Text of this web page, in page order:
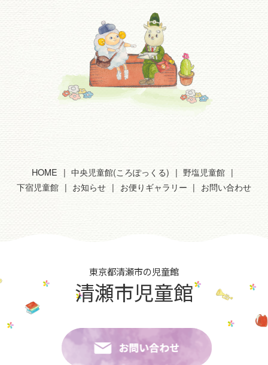
HOME 中央児童館(ころぽっくる)
野塩児童館
下宿児童館
お知らせ お便りギャラリー お問い合わせ
東京都清瀬市の児童館
清瀬市児童館